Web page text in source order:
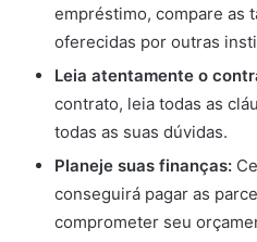
empréstimo, compare as
oferecidas por outras
Leia atentamente o
contrato, leia todas as
todas as suas dúvidas.
Planeje suas finanças:
conseguirá pagar as
comprometer seu